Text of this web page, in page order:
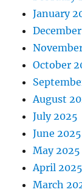
January
October
August
July 2025
June 2025
May 2025
April 2025
March